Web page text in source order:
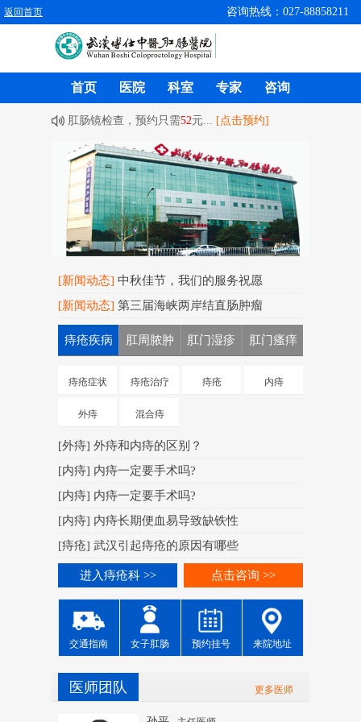
首页 医院 科室 专家 咨询
肛肠镜检查，预约只需52元... [点击预约]
[新闻动态] 中秋佳节，我们的服务祝愿
[新闻动态] 第三届海峡两岸结直肠肿瘤
痔疮疾病 肛周脓肿 肛门湿疹 肛门瘙痒
痔疮症状 痔疮治疗 痔疮 内痔
外痔 混合痔
[外痔] 外痔和内痔的区别？
[内痔] 内痔一定要手术吗?
[内痔] 内痔一定要手术吗?
[内痔] 内痔长期便血易导致缺铁性
[痔疮] 武汉引起痔疮的原因有哪些
进入痔疮科 >> 点击咨询 >>
交通指南 女子肛肠 预约挂号 来院地址
更多医师
医师团队
返回首页 咨询热线：027-88858211